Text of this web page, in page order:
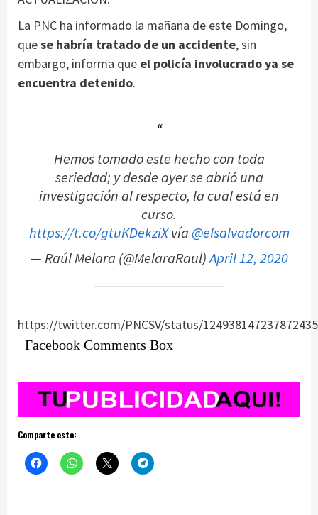
La PNC ha informado la mañana de este Domingo,
quese habría tratado de un accidente, sin
embargo, informa que el policía involucrado ya se
encuentra detenido.
Hemos tomado este hecho con toda
seriedad; y desde ayer se abrió una
investigación al respecto, la cual está en
curso.
https://t.co/gtuKDekziXvía @elsalvadorcom
— Raúl Melara (@MelaraRaul)April 12, 2020
https://twitter.com/PNCSV/status/
Facebook Comments Box
Comparte esto: